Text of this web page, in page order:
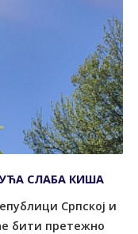
СЛАБА КИША
Српској и
бити претежно